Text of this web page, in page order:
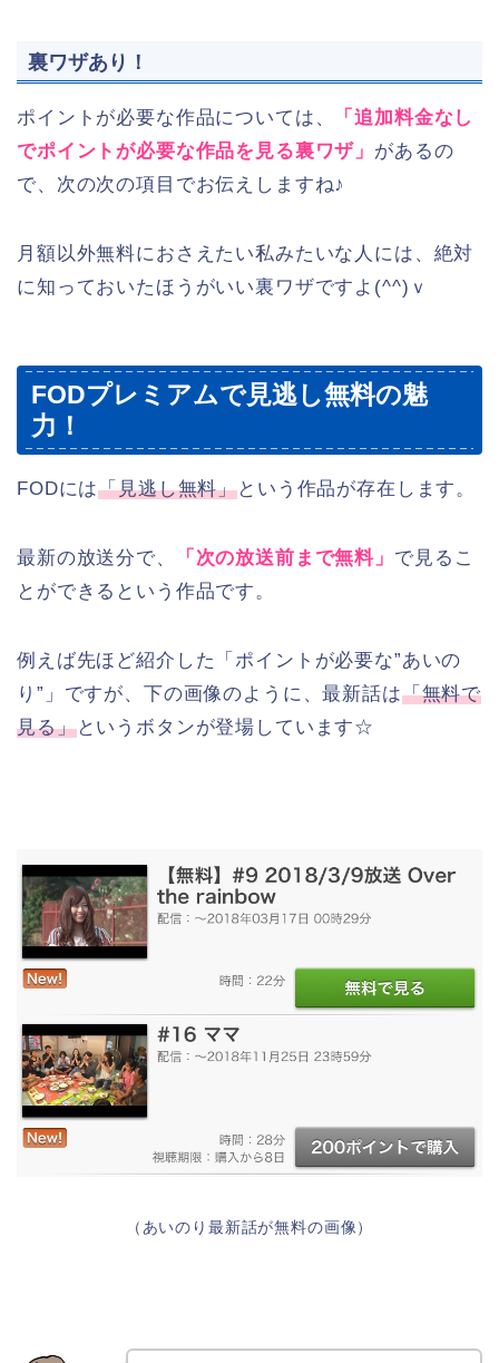
裏ワザあり！
ポイントが必要な作品については、
「追加料金なし
でポイントが必要な作品を見る裏ワザ」 があるの
で、次の次の項目でお伝えしますね♪
月額以外無料におさえたい私みたいな人には、絶対
に知っておいたほうがいい裏ワザですよ(^^)ｖ
FODプレミアムで見逃し無料の魅
力！
FODには「見逃し無料」という作品が存在します。
最新の放送分で、 「次の放送前まで無料」 で見るこ
とができるという作品です。
例えば先ほど紹介した「ポイントが必要な”あいの
り”」ですが、下の画像のように、最新話は「無料で
見る」というボタンが登場しています☆
（あいのり最新話が無料の画像）